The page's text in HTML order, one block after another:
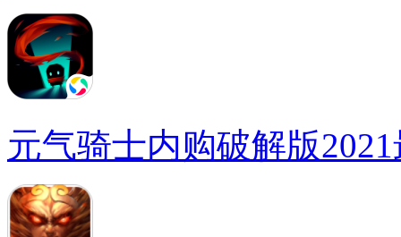
元气骑士内购破解版